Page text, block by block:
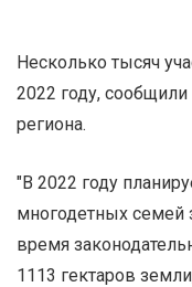
Несколько тысяч
2022 году,
региона.
"В 2022 году
многодетных семей
время
1113 гектаров